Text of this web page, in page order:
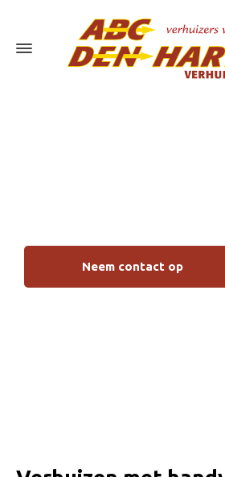
Neem contact op